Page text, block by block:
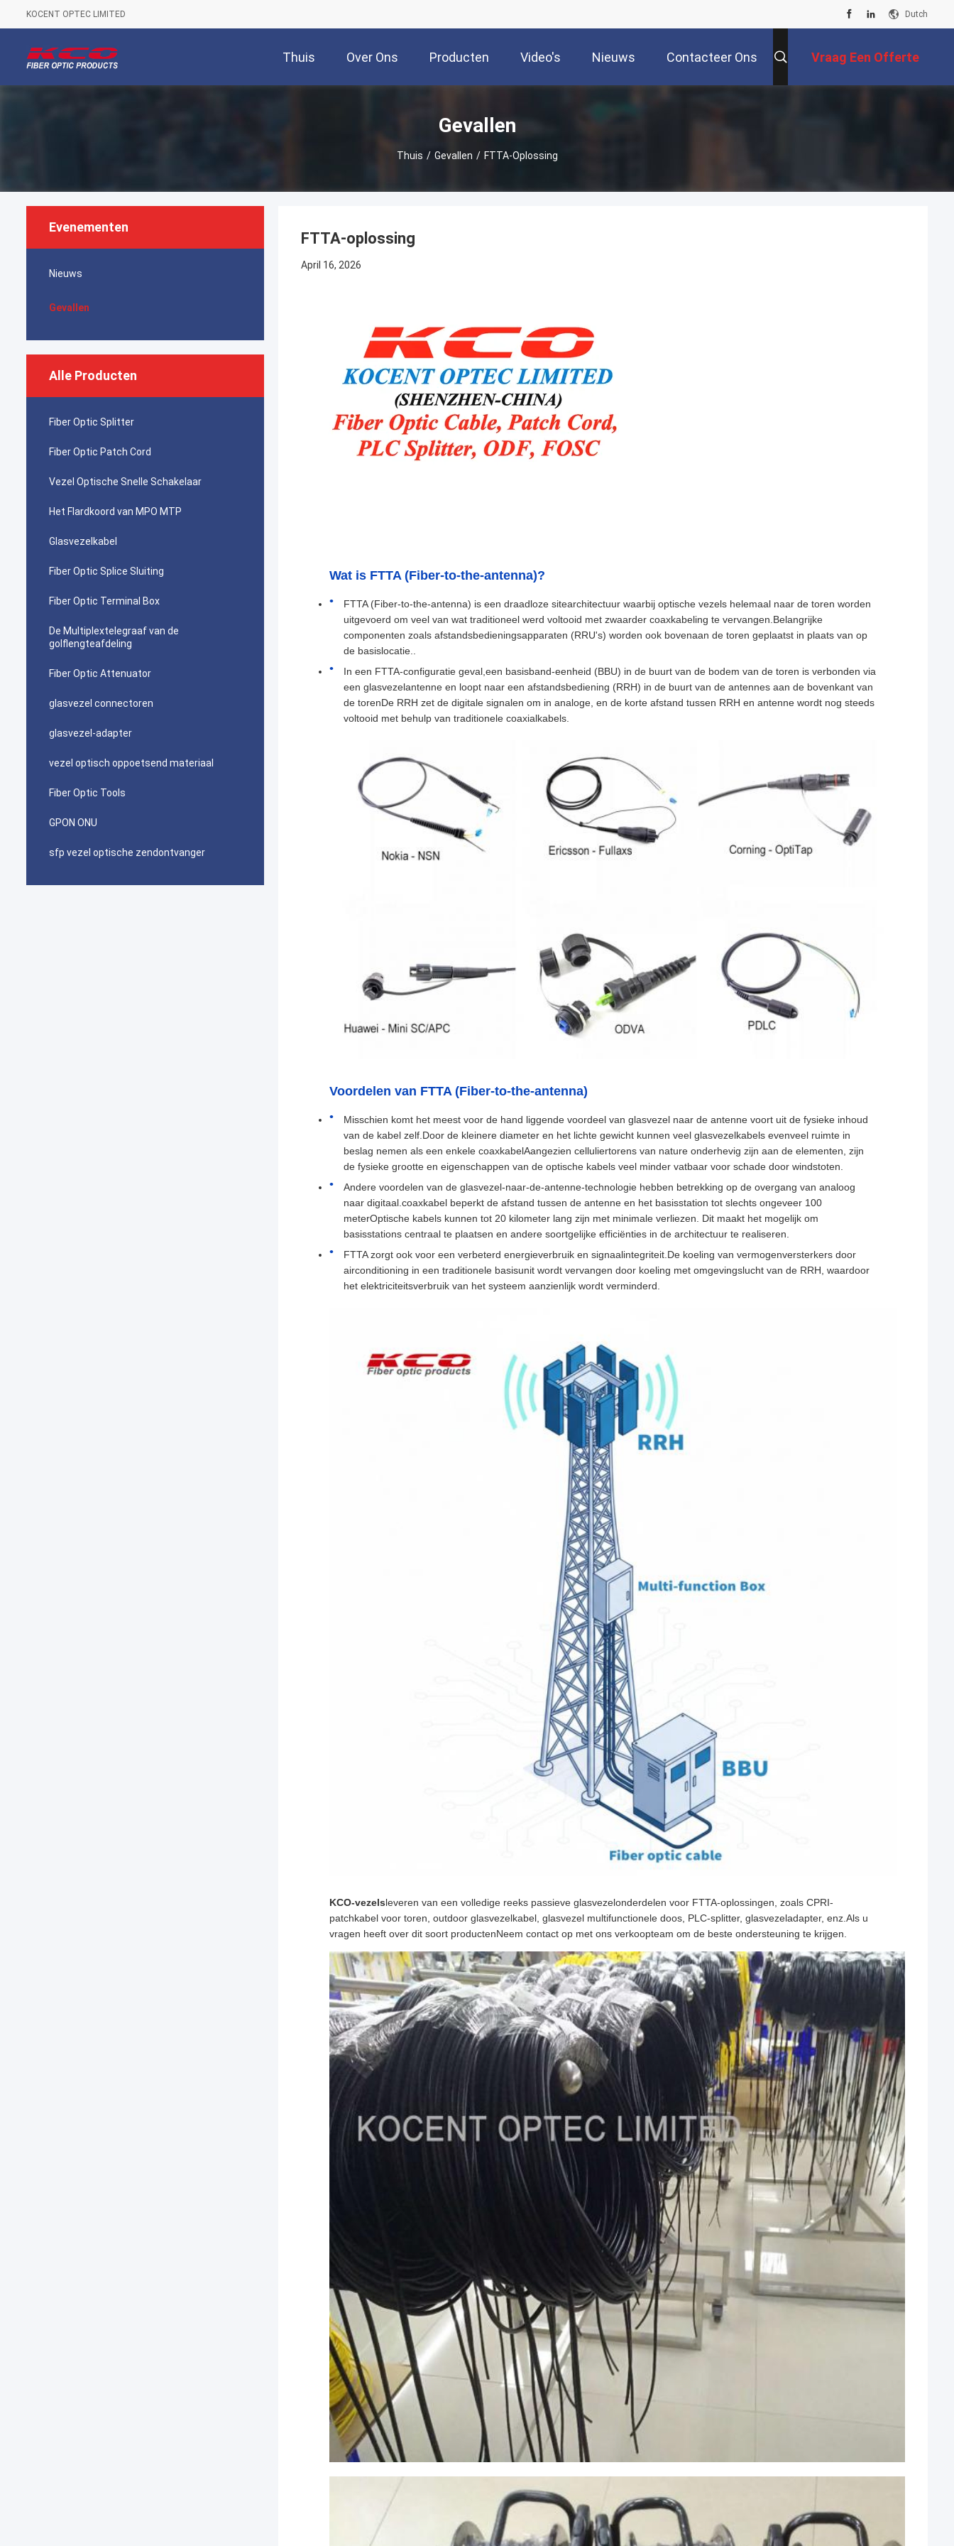
KOCENT OPTEC LIMITED Dutch
Thuis Over Ons Producten Video's Nieuws Contacteer Ons Vraag Een Offerte
Gevallen
Thuis / Gevallen / FTTA-Oplossing
Evenementen
Nieuws
Gevallen
Alle Producten
Fiber Optic Splitter
Fiber Optic Patch Cord
Vezel Optische Snelle Schakelaar
Het Flardkoord van MPO MTP
Glasvezelkabel
Fiber Optic Splice Sluiting
Fiber Optic Terminal Box
De Multiplextelegraaf van de
golflengteafdeling
Fiber Optic Attenuator
glasvezel connectoren
glasvezel-adapter
vezel optisch oppoetsend materiaal
Fiber Optic Tools
GPON ONU
sfp vezel optische zendontvanger
FTTA-oplossing
April 16, 2026
Wat is FTTA (Fiber-to-the-antenna)?
FTTA (Fiber-to-the-antenna) is een draadloze sitearchitectuur waarbij optische vezels helemaal naar de toren worden
uitgevoerd om veel van wat traditioneel werd voltooid met zwaarder coaxkabeling te vervangen.Belangrijke
componenten zoals afstandsbedieningsapparaten (RRU's) worden ook bovenaan de toren geplaatst in plaats van op
de basislocatie..
In een FTTA-configuratie geval,een basisband-eenheid (BBU) in de buurt van de bodem van de toren is verbonden via
een glasvezelantenne en loopt naar een afstandsbediening (RRH) in de buurt van de antennes aan de bovenkant van
de torenDe RRH zet de digitale signalen om in analoge, en de korte afstand tussen RRH en antenne wordt nog steeds
voltooid met behulp van traditionele coaxialkabels.
Voordelen van FTTA (Fiber-to-the-antenna)
Misschien komt het meest voor de hand liggende voordeel van glasvezel naar de antenne voort uit de fysieke inhoud
van de kabel zelf.Door de kleinere diameter en het lichte gewicht kunnen veel glasvezelkabels evenveel ruimte in
beslag nemen als een enkele coaxkabelAangezien celluliertorens van nature onderhevig zijn aan de elementen, zijn
de fysieke grootte en eigenschappen van de optische kabels veel minder vatbaar voor schade door windstoten.
Andere voordelen van de glasvezel-naar-de-antenne-technologie hebben betrekking op de overgang van analoog
naar digitaal.coaxkabel beperkt de afstand tussen de antenne en het basisstation tot slechts ongeveer 100
meterOptische kabels kunnen tot 20 kilometer lang zijn met minimale verliezen. Dit maakt het mogelijk om
basisstations centraal te plaatsen en andere soortgelijke efficiënties in de architectuur te realiseren.
FTTA zorgt ook voor een verbeterd energieverbruik en signaalintegriteit.De koeling van vermogenversterkers door
airconditioning in een traditionele basisunit wordt vervangen door koeling met omgevingslucht van de RRH, waardoor
het elektriciteitsverbruik van het systeem aanzienlijk wordt verminderd.
KCO-vezelsleveren van een volledige reeks passieve glasvezelonderdelen voor FTTA-oplossingen, zoals CPRI-
patchkabel voor toren, outdoor glasvezelkabel, glasvezel multifunctionele doos, PLC-splitter, glasvezeladapter, enz.Als u
vragen heeft over dit soort productenNeem contact op met ons verkoopteam om de beste ondersteuning te krijgen.